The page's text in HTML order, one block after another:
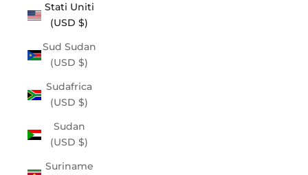
Stati Uniti
(USD $)
Sud Sudan
(USD $)
Sudafrica
(USD $)
Sudan
(USD $)
Suriname